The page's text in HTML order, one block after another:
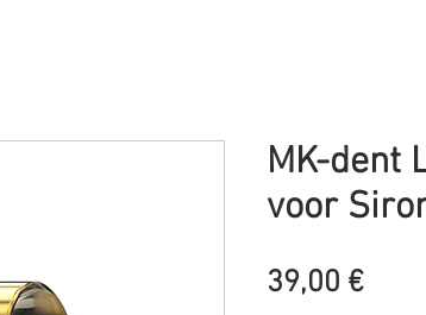
MK-dent
voor
39,00 €Preis